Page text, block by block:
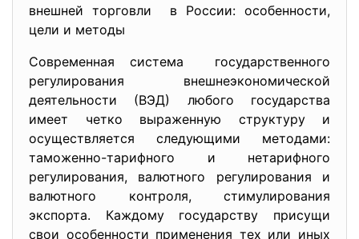
внешней торговли в России: особенности,
цели и методы
Современная система государственного
регулирования внешнеэкономической
деятельности (ВЭД) любого государства
имеет четко выраженную структуру и
осуществляется следующими методами:
таможенно-тарифного и нетарифного
регулирования, валютного регулирования и
валютного контроля, стимулирования
экспорта. Каждому государству присущи
свои особенности применения тех или иных